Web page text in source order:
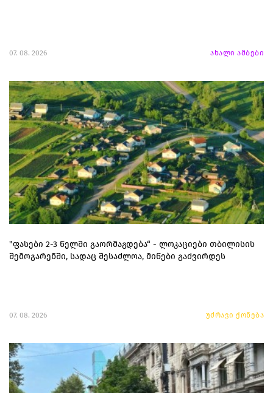
07. 08. 2026 ახალი ამბები
"ფასები 2-3 წელში გაორმაგდება“ - ლოკაციები თბილისის
შემოგარენში, სადაც შესაძლოა, მიწები გაძვირდეს
07. 08. 2026 უძრავი ქონება